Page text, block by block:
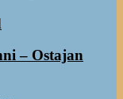
– Ostajan